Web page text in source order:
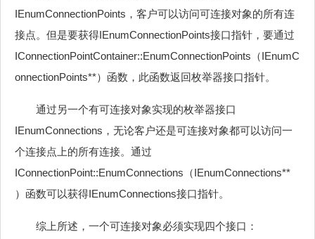
IEnumConnectionPoints，客户可以访问可连接对象的所有连
接点。但是要获得IEnumConnectionPoints接口指针，要通过
IConnectionPointContainer::EnumConnectionPoints（IEnumC
onnectionPoints**）函数，此函数返回枚举器接口指针。
通过另一个有可连接对象实现的枚举器接口
IEnumConnections，无论客户还是可连接对象都可以访问一
个连接点上的所有连接。通过
IConnectionPoint::EnumConnections（IEnumConnections**
）函数可以获得IEnumConnections接口指针。
综上所述，一个可连接对象必须实现四个接口：